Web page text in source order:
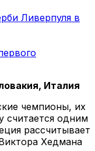
Ливерпуля в
Италия
чемпионы, их
считается одним
рассчитывает
Хедмана